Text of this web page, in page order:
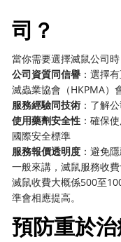
司？
當你需要選擇滅鼠公司
公司資質同信譽 ：選擇
滅蟲業協會（HKPMA）
服務經驗同技術 ：了解
使用藥劑安全性 ：確保
國際安全標準
服務報價透明度 ：避免
一般來講，滅鼠服務收
滅鼠收費大概係500至
準會相應提高。
預防重於